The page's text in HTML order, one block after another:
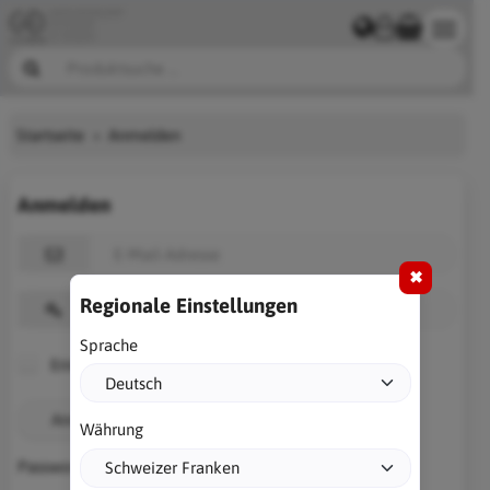
Startseite Anmelden
Anmelden
Anmelden
Passwort vergessen?
✖
Regionale Einstellungen
Sprache
Währung